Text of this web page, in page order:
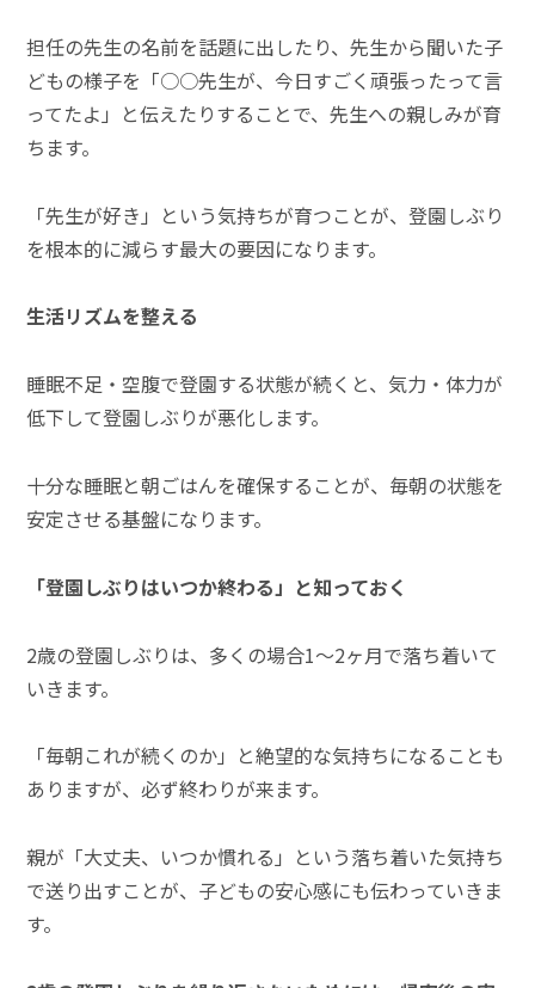
担任の先生の名前を話題に出したり、先生から聞いた子
どもの様子を「○○先生が、今日すごく頑張ったって言
ってたよ」と伝えたりすることで、先生への親しみが育
ちます。
「先生が好き」という気持ちが育つことが、登園しぶり
を根本的に減らす最大の要因になります。
生活リズムを整える
睡眠不足・空腹で登園する状態が続くと、気力・体力が
低下して登園しぶりが悪化します。
十分な睡眠と朝ごはんを確保することが、毎朝の状態を
安定させる基盤になります。
「登園しぶりはいつか終わる」と知っておく
2歳の登園しぶりは、多くの場合1〜2ヶ月で落ち着いて
いきます。
「毎朝これが続くのか」と絶望的な気持ちになることも
ありますが、必ず終わりが来ます。
親が「大丈夫、いつか慣れる」という落ち着いた気持ち
で送り出すことが、子どもの安心感にも伝わっていきま
す。